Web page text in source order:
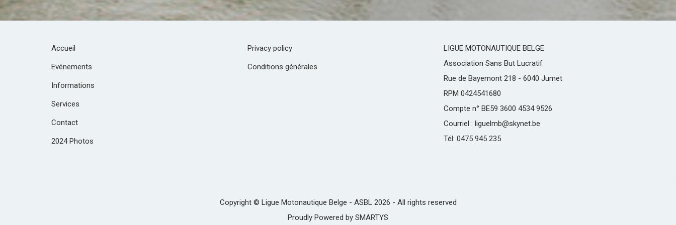
Accueil
Evénements
Informations
Services
Contact
2024 Photos
Privacy policy
Conditions générales
LIGUE MOTONAUTIQUE BELGE
Association Sans But Lucratif
Rue de Bayemont 218 - 6040 Jumet
RPM 0424541680
Compte n° BE59 3600 4534 9526
Courriel : liguelmb@skynet.be
Tél: 0475 945 235
Copyright © Ligue Motonautique Belge - ASBL 2026 - All rights reserved
Proudly Powered by SMARTYS